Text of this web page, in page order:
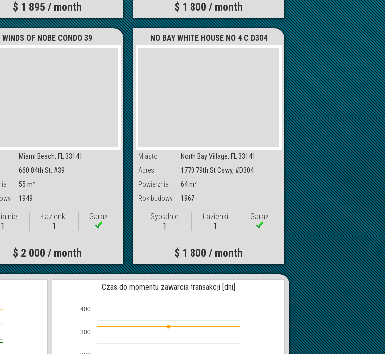
$ 1 895 / month $ 1 800 / month
WINDS OF NOBE CONDO 39
Miami Beach, FL 33141
660 84th St, #39
55 m²
1949
1
Łazienki
1
Garaż
$ 2 000 / month
NO BAY WHITE HOUSE NO 4 C D304
Miasto
North Bay Village, FL 33141
Adres
1770 79th St Cswy, #D304
Powierznia
64 m²
Rok budowy
1967
Sypialnie
1
Łazienki
1
Garaż
$ 1 800 / month
300
400
Czas do momentu zawarcia transakcji [dni]